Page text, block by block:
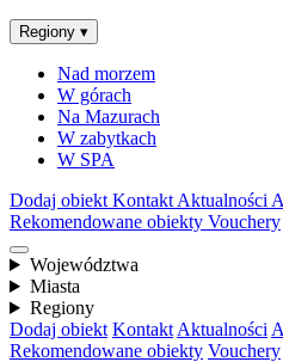
Regiony ▾
Nad morzem
W górach
Na Mazurach
W zabytkach
W SPA
Dodaj obiekt Kontakt Aktualności
Rekomendowane obiekty Vouchery
Województwa
Miasta
Regiony
Dodaj obiekt Kontakt Aktualności
Rekomendowane obiekty Vouchery